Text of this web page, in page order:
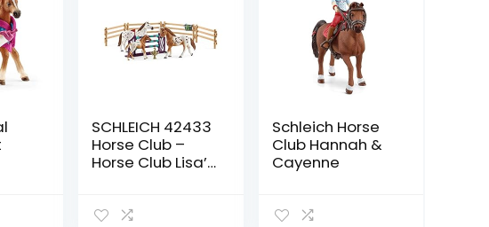
SCHLEICH 42433
Horse Club –
Horse Club Lisa’s
Speelfigurenset
Schleich Horse
Club Hannah &
Cayenne